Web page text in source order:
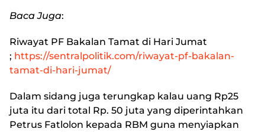
Baca Juga:
Riwayat PF Bakalan Tamat di Hari Jumat
; https://sentralpolitik.com/riwayat-pf-bakalan-
tamat-di-hari-jumat/
Dalam sidang juga terungkap kalau uang Rp25
juta itu dari total Rp. 50 juta yang diperintahkan
Petrus Fatlolon kepada RBM guna menyiapkan